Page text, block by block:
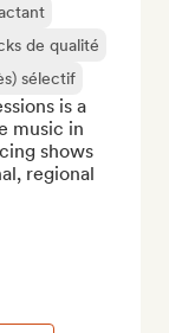
de qualité
sélectif
is a
music in
shows
regional